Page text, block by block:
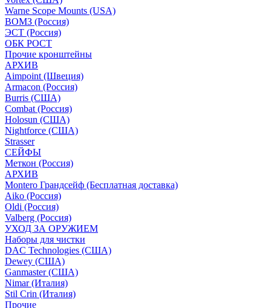
Warne Scope Mounts (USA)
ВОМЗ (Россия)
ЭСТ (Россия)
ОБК РОСТ
Прочие кронштейны
АРХИВ
Aimpoint (Швеция)
Armacon (Россия)
Burris (США)
Combat (Россия)
Holosun (США)
Nightforce (США)
Strasser
СЕЙФЫ
Меткон (Россия)
АРХИВ
Montero Грандсейф (Бесплатная доставка)
Aiko (Россия)
Oldi (Россия)
Valberg (Россия)
УХОД ЗА ОРУЖИЕМ
Наборы для чистки
DAC Technologies (США)
Dewey (США)
Ganmaster (США)
Nimar (Италия)
Stil Crin (Италия)
Прочие